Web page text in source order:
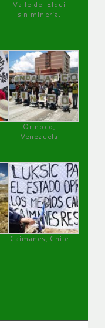
Valle del Elqui
sin minería.
Orinoco,
Venezuela
Caimanes, Chile